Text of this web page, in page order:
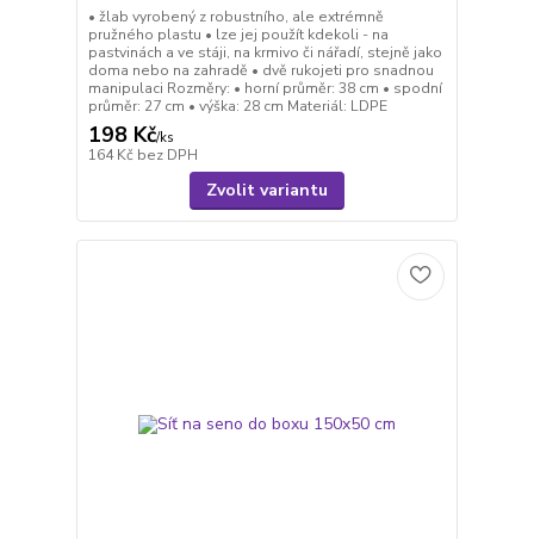
• žlab vyrobený z robustního, ale extrémně
pružného plastu • lze jej použít kdekoli - na
pastvinách a ve stáji, na krmivo či nářadí, stejně jako
doma nebo na zahradě • dvě rukojeti pro snadnou
manipulaci Rozměry: • horní průměr: 38 cm • spodní
průměr: 27 cm • výška: 28 cm Materiál: LDPE
198 Kč/ks
164 Kč bez DPH
Zvolit variantu